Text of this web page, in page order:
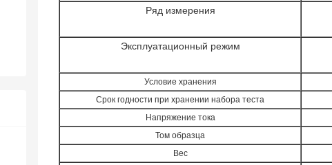
Ряд измерения
Эксплуатационный режим
Условие хранения
Срок годности при хранении набора теста
Напряжение тока
Том образца
Вес